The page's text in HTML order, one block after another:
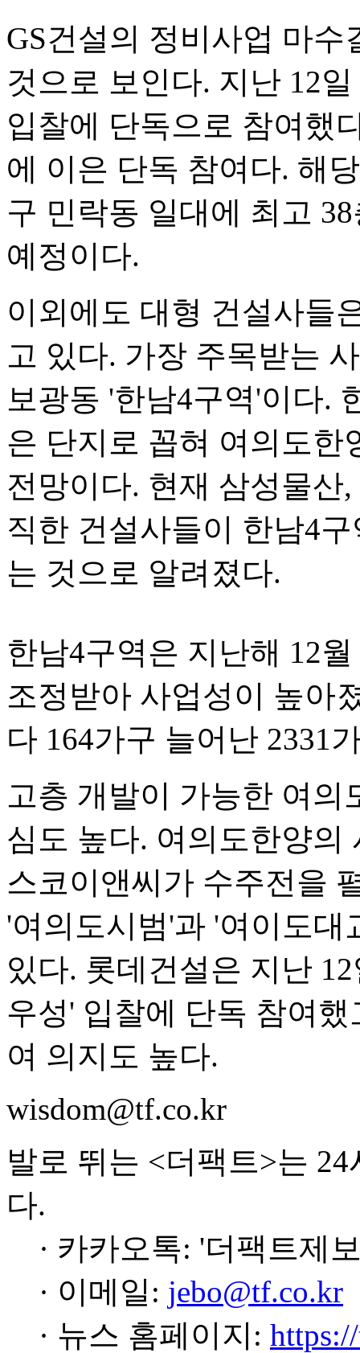
GS건설의 정비사업 마
것으로 보인다. 지난 12
입찰에 단독으로 참여했
에 이은 단독 참여다. 해
구 민락동 일대에 최고
예정이다.
이외에도 대형 건설사들
고 있다. 가장 주목받는
보광동 '한남4구역'이다.
은 단지로 꼽혀 여의도한
전망이다. 현재 삼성물산
직한 건설사들이 한남4
는 것으로 알려졌다.
한남4구역은 지난해 12
조정받아 사업성이 높아
다 164가구 늘어난 2331
고층 개발이 가능한 여의
심도 높다. 여의도한양의
스코이앤씨가 수주전을
'여의도시범'과 '여이도대
있다. 롯데건설은 지난
우성' 입찰에 단독 참여
여 의지도 높다.
wisdom@tf.co.kr
발로 뛰는 <더팩트>는
다.
· 카카오톡: '더팩트제
· 이메일: jebo@tf.co.kr
· 뉴스 홈페이지: